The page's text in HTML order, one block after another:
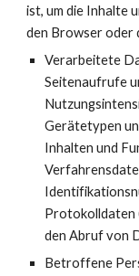
ist, um die Inhalte
den Browser oder
Verarbeitete
Seitenaufrufe
Gerätetypen
Inhalten und
Protokolldaten
den Abruf von
Betroffene